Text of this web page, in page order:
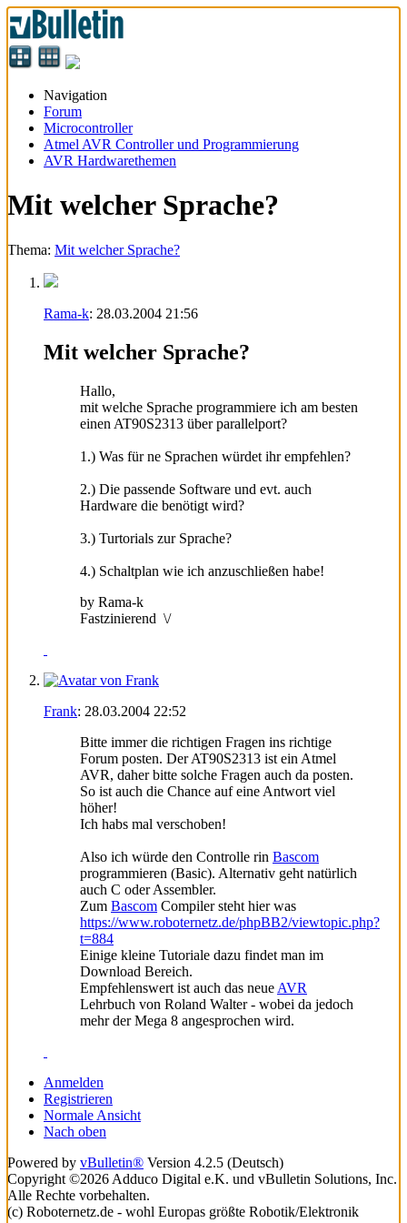
Navigation
Forum
Microcontroller
Atmel AVR Controller und Programmierung
AVR Hardwarethemen
Mit welcher Sprache?
Thema: Mit welcher Sprache?
Rama-k: 28.03.2004 21:56
Mit welcher Sprache?
Hallo,
mit welche Sprache programmiere ich am besten
einen AT90S2313 über parallelport?
1.) Was für ne Sprachen würdet ihr empfehlen?
2.) Die passende Software und evt. auch
Hardware die benötigt wird?
3.) Turtorials zur Sprache?
4.) Schaltplan wie ich anzuschließen habe!
by Rama-k
Fastzinierend \/
Frank: 28.03.2004 22:52
Bitte immer die richtigen Fragen ins richtige
Forum posten. Der AT90S2313 ist ein Atmel
AVR, daher bitte solche Fragen auch da posten.
So ist auch die Chance auf eine Antwort viel
höher!
Ich habs mal verschoben!
Also ich würde den Controlle rin Bascom
programmieren (Basic). Alternativ geht natürlich
auch C oder Assembler.
Zum Bascom Compiler steht hier was
https://www.roboternetz.de/phpBB2/viewtopic.php?
t=884
Einige kleine Tutoriale dazu findet man im
Download Bereich.
Empfehlenswert ist auch das neue AVR
Lehrbuch von Roland Walter - wobei da jedoch
mehr der Mega 8 angesprochen wird.
Anmelden
Registrieren
Normale Ansicht
Nach oben
Powered by vBulletin® Version 4.2.5 (Deutsch)
Copyright ©2026 Adduco Digital e.K. und vBulletin Solutions, Inc.
Alle Rechte vorbehalten.
(c) Roboternetz.de - wohl Europas größte Robotik/Elektronik